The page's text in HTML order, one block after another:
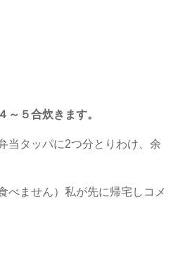
～５合炊きます。
当タッパに2つ分とりわけ、余
べません）私が先に帰宅しコメ